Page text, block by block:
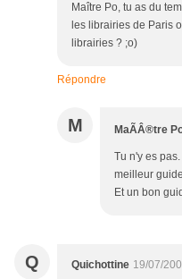
Maître Po, tu as du
les librairies de Paris
librairies ? ;o)
Répondre
M MaÃÂ®tre
Tu n'y es
meilleur
Et un bon
Q Quichottine 19/07/